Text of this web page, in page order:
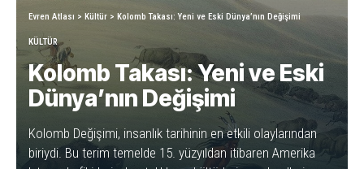
Evren Atlası > Kültür > Kolomb Takası: Yeni ve Eski Dünya’nın Değişimi
KÜLTÜR
Kolomb Takası: Yeni ve Eski
Dünya’nın Değişimi
Kolomb Değişimi, insanlık tarihinin en etkili olaylarından
biriydi. Bu terim temelde 15. yüzyıldan itibaren Amerika